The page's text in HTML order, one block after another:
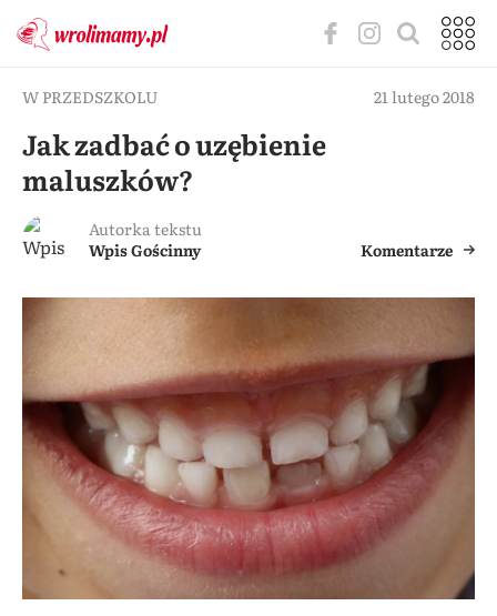
W PRZEDSZKOLU 21 lutego 2018
Jak zadbać o uzębienie
maluszków?
Autorka tekstu
Wpis Gościnny
Komentarze